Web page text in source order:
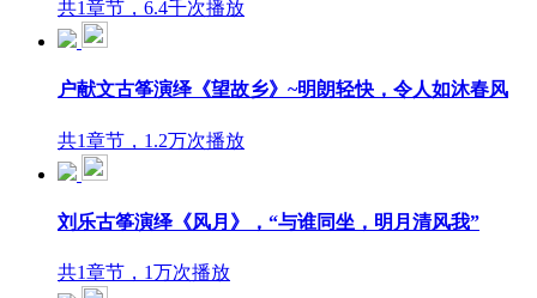
共1章节，6.4千次播放
户献文古筝演绎《望故乡》~明朗轻快，令人如沐春风
共1章节，1.2万次播放
刘乐古筝演绎《风月》，“与谁同坐，明月清风我”
共1章节，1万次播放